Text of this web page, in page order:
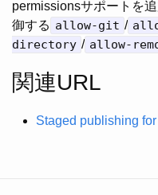
permissionsサポートを
御する allow-git /
directory / allow-
関連URL
Staged publishing